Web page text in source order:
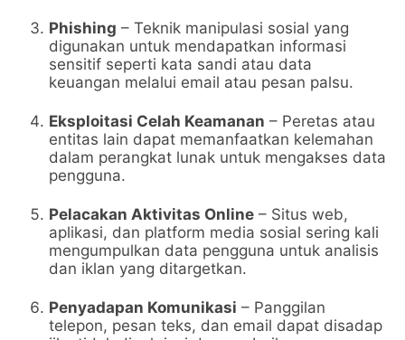
Phishing – Teknik manipulasi sosial yang
digunakan untuk mendapatkan informasi
sensitif seperti kata sandi atau data
keuangan melalui email atau pesan palsu.
Eksploitasi Celah Keamanan – Peretas atau
entitas lain dapat memanfaatkan kelemahan
dalam perangkat lunak untuk mengakses data
pengguna.
Pelacakan Aktivitas Online – Situs web,
aplikasi, dan platform media sosial sering kali
mengumpulkan data pengguna untuk analisis
dan iklan yang ditargetkan.
Penyadapan Komunikasi – Panggilan
telepon, pesan teks, dan email dapat disadap